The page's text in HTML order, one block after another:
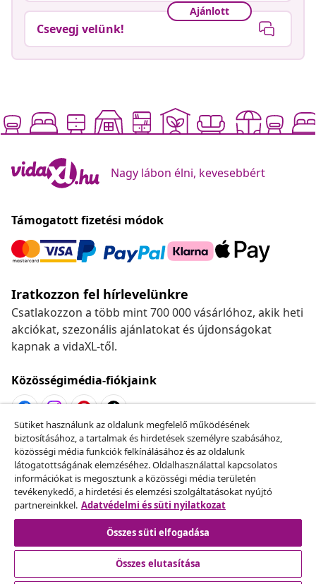
Ajánlott
Csevegj velünk!
Nagy lábon élni, kevesebbért
Támogatott fizetési módok
Iratkozzon fel hírlevelünkre
Csatlakozzon a több mint 700 000 vásárlóhoz, akik heti
akciókat, szezonális ajánlatokat és újdonságokat
kapnak a vidaXL-től.
Közösségimédia-fiókjaink
Szerződéstől való elállás
Küldj be egy rendelés lemondására vonatkozó
kérelmet.
Szerződéstől való elállás
Sütiket használunk az oldalunk megfelelő működésének
biztosításához, a tartalmak és hirdetések személyre szabásához,
közösségi média funkciók felkínálásához és az oldalunk
látogatottságának elemzéséhez. Oldalhasználattal kapcsolatos
információkat is megosztunk a közösségi média területén
tevékenykedő, a hirdetési és elemzési szolgáltatásokat nyújtó
partnereinkkel. Adatvédelmi és süti nyilatkozat
Összes süti elfogadása
Összes elutasítása